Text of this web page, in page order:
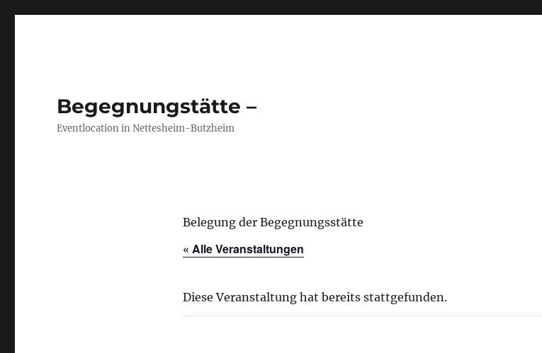
Begegnungstätte –
Eventlocation in Nettesheim-Butzheim
Belegung der Begegnungsstätte
« Alle Veranstaltungen
Diese Veranstaltung hat bereits stattgefunden.